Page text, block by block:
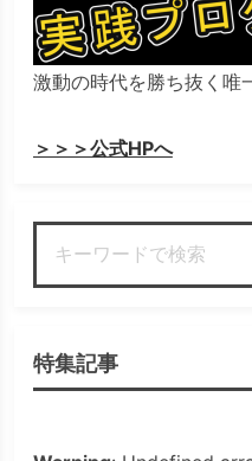
激動の時代を勝ち抜く唯
＞＞＞公式HPへ
特集記事